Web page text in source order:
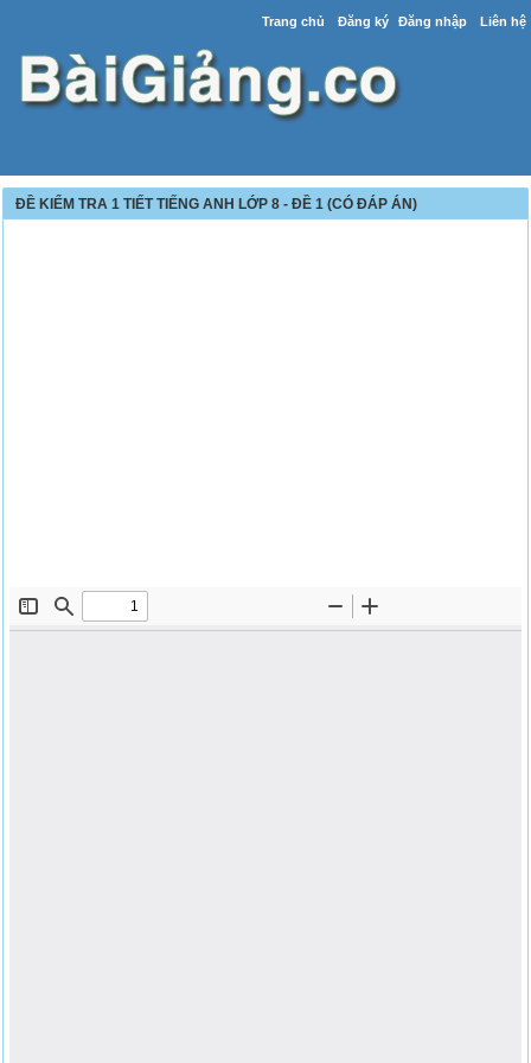
Trang chủ Đăng ký Đăng nhập Liên hệ
ĐỀ KIỂM TRA 1 TIẾT TIẾNG ANH LỚP 8 - ĐỀ 1 (CÓ ĐÁP ÁN)